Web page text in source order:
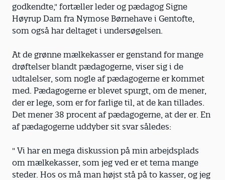
godkendte," fortæller leder og pædagog Signe
Høyrup Dam fra Nymose Børnehave i Gentofte,
som også har deltaget i undersøgelsen.
At de grønne mælkekasser er genstand for mange
drøftelser blandt pædagogerne, viser sig i de
udtalelser, som nogle af pædagogerne er kommet
med. Pædagogerne er blevet spurgt, om de mener,
der er lege, som er for farlige til, at de kan tillades.
Det mener 38 procent af pædagogerne, at der er. En
af pædagogerne uddyber sit svar således:
" Vi har en mega diskussion på min arbejdsplads
om mælkekasser, som jeg ved er et tema mange
steder. Hos os må man højst stå på to kasser, og jeg